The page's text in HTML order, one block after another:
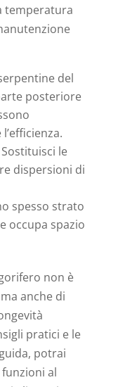
temperatura
del
posteriore
Sostituisci le
dispersioni di
spesso strato
occupa spazio
non è
anche di
pratici e le
potrai
al